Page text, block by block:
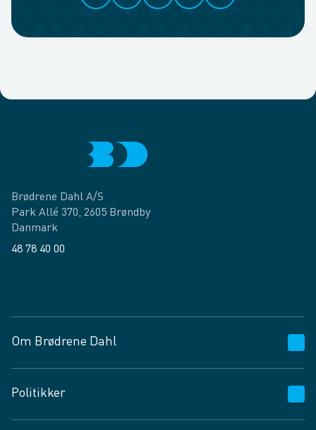
Brødrene Dahl A/S
Park Allé 370, 2605 Brøndby
Danmark
48 78 40 00
Om Brødrene Dahl
Vagttelefon 30 10 89 89
Spørgsmål og svar
Politikker